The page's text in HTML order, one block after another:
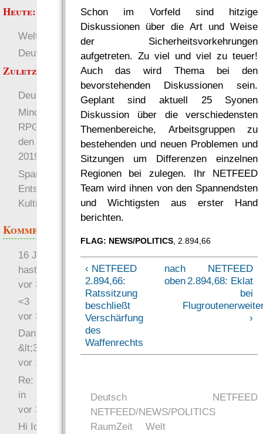
Schon im Vorfeld sind hitzige
Diskussionen über die Art und Weise
der Sicherheitsvorkehrungen
aufgetreten. Zu viel und viel zu teuer!
Auch das wird Thema bei den
bevorstehenden Diskussionen sein.
Geplant sind aktuell 25 Syonen
Diskussion über die verschiedensten
Themenbereiche, Arbeitsgruppen zu
bestehenden und neuen Problemen und
Sitzungen um Differenzen einzelnen
Regionen bei zulegen. Ihr NETFEED
Team wird ihnen von den Spannendsten
und Wichtigsten aus erster Hand
berichten.
FLAG: NEWS/POLITICS, 2.894,66
‹ NETFEED
2.894,66:
Ratssitzung
beschließt
Verschärfung
des
Waffenrechts
nach
oben
NETFEED
2.894,68: Eklat
bei
›
Deutsch
NETFEED
NETFEED/NEWS/POLITICS
RaumZeit
Welt
Heute:
Welten
RaumZeit
Deutsch
±W6 (Würfel)
Zuletzt angezeigt:
Deutsch
Welten
Mindestens ein Zettel-
RPG pro Box kommt auf
den Gratisrollenspieltag
2019!
Spam-Löschung: Eine
Entschuldigung an alle
Kultisten und Illuminati
Kommentare
16 Jahre später: mist, du
hast Recht …
vor 31 Wochen 3 Tage
<3
vor 34 Wochen 4 Tage
Danke für das Statement
&lt;3
vor 1 Jahr 48 Wochen
Re: Hi Ich bin völlig neu
in
vor 3 Jahre 33 Wochen
Hi Ich bin völlig neu in